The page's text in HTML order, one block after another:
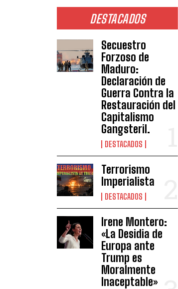
DESTACADOS
Secuestro
Forzoso de
Maduro:
Declaración de
Guerra Contra la
Restauración del
Capitalismo
Gangsteril.
DESTACADOS
Terrorismo
Imperialista
DESTACADOS
Irene Montero:
«La Desidia de
Europa ante
Trump es
Moralmente
Inaceptable»